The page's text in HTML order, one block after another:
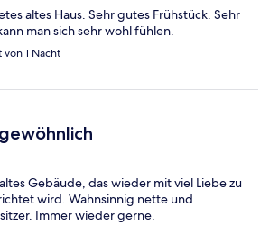
altes Haus. Sehr gutes Frühstück. Sehr
man sich sehr wohl fühlen.
1 Nacht
Gebäude, das wieder mit viel Liebe zu
wird. Wahnsinnig nette und
Immer wieder gerne.